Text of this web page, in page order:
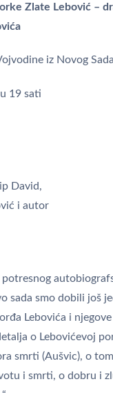
Zlate Lebović –
iz Novog Sada
19 sati
David,
i autor
sada smo dobili još
Lebovića i
o Lebovićevoj
smrti (Aušvic), o
i smrti, o dobru i